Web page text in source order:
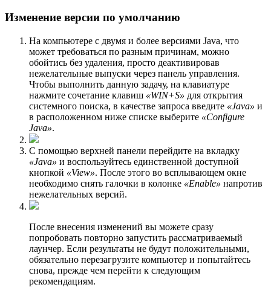
Изменение версии по умолчанию
На компьютере с двумя и более версиями Java, что
может требоваться по разным причинам, можно
обойтись без удаления, просто деактивировав
нежелательные выпуски через панель управления.
Чтобы выполнить данную задачу, на клавиатуре
нажмите сочетание клавиш «WIN+S» для открытия
системного поиска, в качестве запроса введите «Java» и
в расположенном ниже списке выберите «Configure
Java».
С помощью верхней панели перейдите на вкладку
«Java» и воспользуйтесь единственной доступной
кнопкой «View». После этого во всплывающем окне
необходимо снять галочки в колонке «Enable» напротив
нежелательных версий.
После внесения изменений вы можете сразу
попробовать повторно запустить рассматриваемый
лаунчер. Если результаты не будут положительными,
обязательно перезагрузите компьютер и попытайтесь
снова, прежде чем перейти к следующим
рекомендациям.